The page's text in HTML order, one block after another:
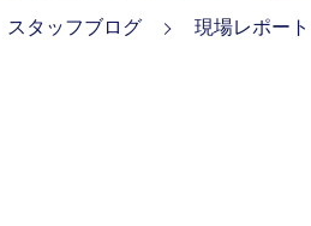
スタッフブログ 現場レポー